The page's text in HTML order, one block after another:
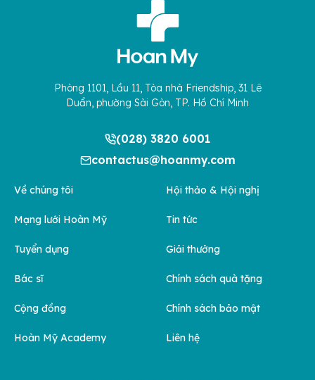
Phòng 1101, Lầu 11, Tòa nhà Friendship, 31 Lê
Duẩn, phường Sài Gòn, TP. Hồ Chí Minh
(028) 3820 6001
contactus@hoanmy.com
Về chúng tôi
Mạng lưới Hoàn Mỹ
Tuyển dụng
Bác sĩ
Cộng đồng
Hoàn Mỹ Academy
Hội thảo & Hội nghị
Tin tức
Giải thưởng
Chính sách quà tặng
Chính sách bảo mật
Liên hệ